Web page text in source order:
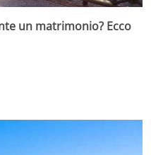
un matrimonio? Ecco